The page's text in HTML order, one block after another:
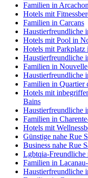
Familien in Arcachon
Hotels mit
Familien in Carcans
Haustierfreundliche
Hotels mit Pool in
Hotels mit
Haustierfreundliche
Familien in
Haustierfreundliche
Familien in Quartier
Hotels mit
Bains
Haustierfreundliche
Familien in
Hotels mit
Günstige nahe Rue
Business nahe Rue
Lgbtqia-Freundliche
Familien in
Haustierfreundliche